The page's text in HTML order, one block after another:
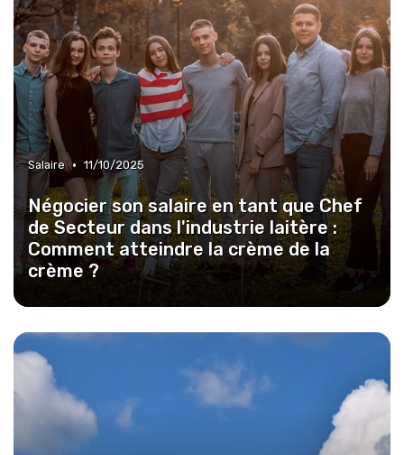
Salaire • 11/10/2025
Négocier son salaire en tant que Chef
de Secteur dans l'industrie laitère :
Comment atteindre la crème de la
crème ?